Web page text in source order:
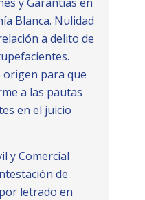
Blanca. Nulidad
a delito de
origen para que
a las pautas
en el juicio
y Comercial
de
letrado en